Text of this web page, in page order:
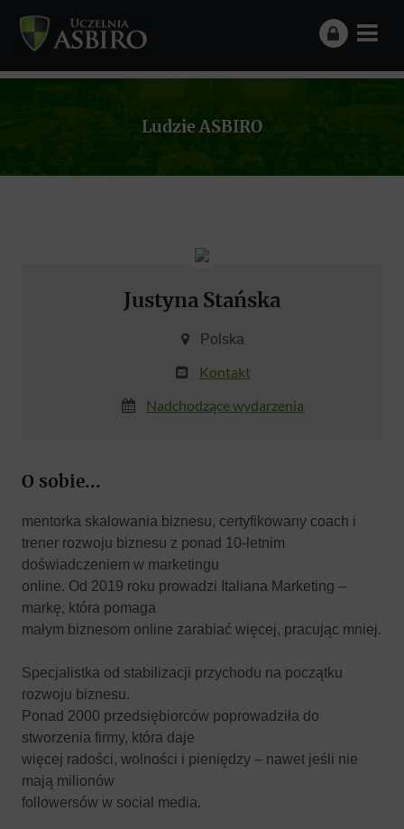
Ludzie ASBIRO
Justyna Stańska
Polska
Kontakt
Nadchodzące wydarzenia
O sobie...
mentorka skalowania biznesu, certyfikowany coach i
trener rozwoju biznesu z ponad 10-letnim
doświadczeniem w marketingu
online. Od 2019 roku prowadzi Italiana Marketing –
markę, która pomaga
małym biznesom online zarabiać więcej, pracując mniej.
Specjalistka od stabilizacji przychodu na początku
rozwoju biznesu.
Ponad 2000 przedsiębiorców poprowadziła do
stworzenia firmy, która daje
więcej radości, wolności i pieniędzy – nawet jeśli nie
mają milionów
followersów w social media.